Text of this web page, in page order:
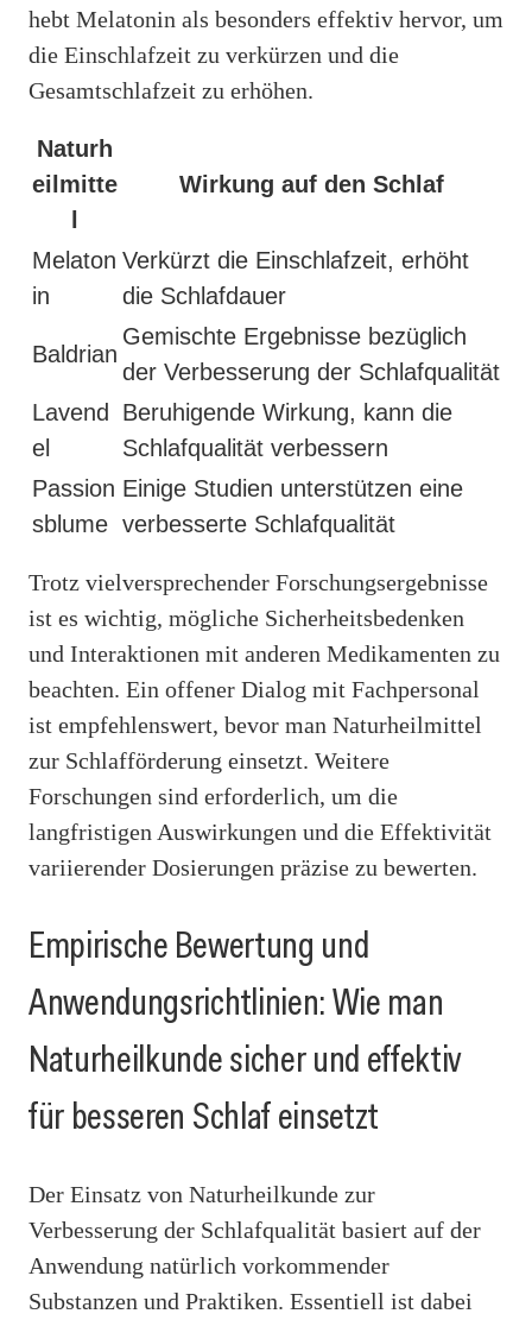
hebt Melatonin als besonders effektiv hervor, um
die Einschlafzeit zu verkürzen und die
Gesamtschlafzeit zu erhöhen.
Naturh
eilmitte
Wirkung auf den Schlaf
Melaton
in
Verkürzt die Einschlafzeit, erhöht
die Schlafdauer
Baldrian
Gemischte Ergebnisse bezüglich
der Verbesserung der Schlafqualität
Lavend
el
Beruhigende Wirkung, kann die
Schlafqualität verbessern
Passion
sblume
Einige Studien unterstützen eine
verbesserte Schlafqualität
Trotz vielversprechender Forschungsergebnisse
ist es wichtig, mögliche Sicherheitsbedenken
und Interaktionen mit anderen Medikamenten zu
beachten. Ein offener Dialog mit Fachpersonal
ist empfehlenswert, bevor man Naturheilmittel
zur Schlafförderung einsetzt. Weitere
Forschungen sind erforderlich, um die
langfristigen Auswirkungen und die Effektivität
variierender Dosierungen präzise zu bewerten.
Empirische Bewertung und
Anwendungsrichtlinien: Wie man
Naturheilkunde sicher und effektiv
für besseren Schlaf einsetzt
Der Einsatz von Naturheilkunde zur
Verbesserung der Schlafqualität basiert auf der
Anwendung natürlich vorkommender
Substanzen und Praktiken. Essentiell ist dabei